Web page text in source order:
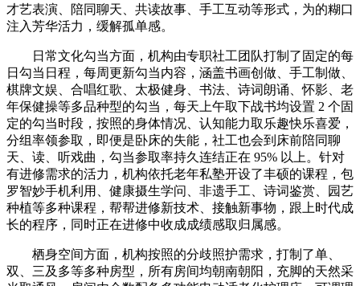
才艺表演、陪同聊天、共读故事、手工互动等形式，为的糊口
注入芳华活力，缓解孤单感。
日常文化勾当方面，机构由专职社工团队打制了固定的每
日勾当日程，每周更新勾当内容，涵盖书画创做、手工制做、
棋牌文娱、合唱红歌、太极健身、书法、诗词朗诵、怀影、老
年保健操等多品种型的勾当，每天上午取下战书均设置 2 个固
定的勾当时段，按照的身体情况、认知能力取乐趣快乐喜爱，
分组率领参取，即便是卧床的失能，社工也会到床前陪同聊
天、读、听戏曲，勾当参取率持久连结正在 95% 以上。针对
有进修需求的活力，机构依托老年私塾开设了丰硕的课程，包
罗智妙手机利用、健康摄生学问、非遗手工、诗词鉴赏、园艺
种植等多种课程，帮帮进修新技术、接触新事物，跟上时代成
长的程序，同时正在进修中收成成绩感取归属感。
栖身空间方面，机构按照的分歧照护需求，打制了单、
双、三及多等多种房型，所有房间均朝南朝阳，充脚的天然采